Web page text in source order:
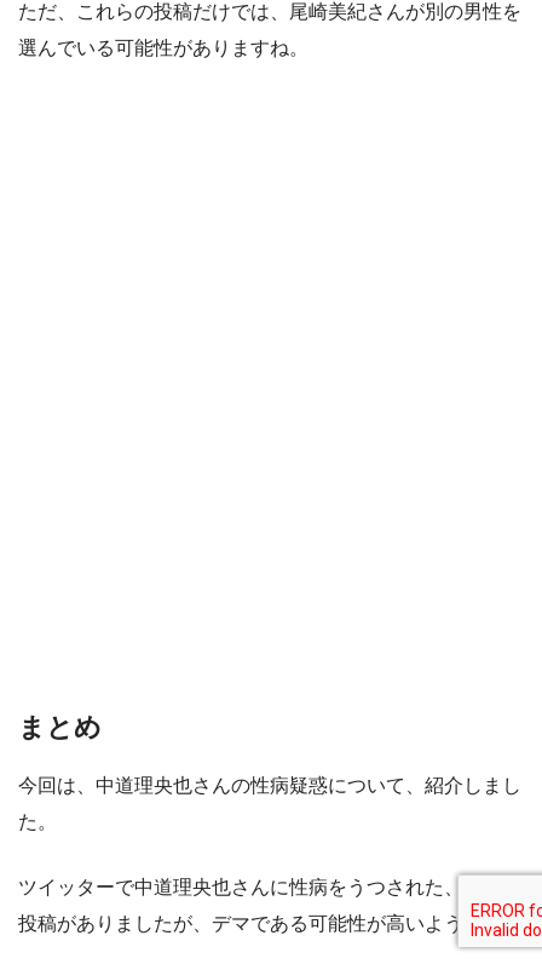
ただ、これらの投稿だけでは、尾崎美紀さんが別の男性を
選んでいる可能性がありますね。
まとめ
今回は、中道理央也さんの性病疑惑について、紹介しまし
た。
ツイッターで中道理央也さんに性病をうつされた、という
投稿がありましたが、デマである可能性が高いようです。